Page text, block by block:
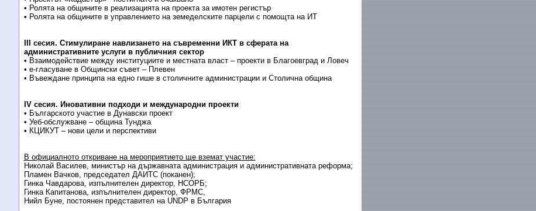
• Ролята на общините в реализацията на проекта за имотен регистър
• Ролята на общините в управлението на земеделските парцели с помощта на ИТ
III сесия. Стимулиране навлизането на съвременни ИКТ в сферата на
административните услуги в публичния сектор
• Взаимодействие между институциите и местната власт – проекти в Благоевград и Ловеч
• e-гласуване в Общински съвет – Плевен
• Въвеждане принципа на едно гише в столичните администрации и Столична община
IV сесия. Иновативни подходи и международни проекти
• Българското участие в Дунавски проект
• Уеб-обслужване – община Тунджа
• КЦИКУТ – нови цели и перспективи
В официалното откриване на мероприятието ще вземат участие:
Николай Василев, министър на държавната администрация и административната реформа;
Пламен Вачков, председател ДАИТС (поканен);
Гинка Чавдарова, изпълнителен директор, НСОРБ;
Гинка Капитанова, изпълнителен директор, ФРМС,
Нийл Буне, постоянен представител на UNDP в България